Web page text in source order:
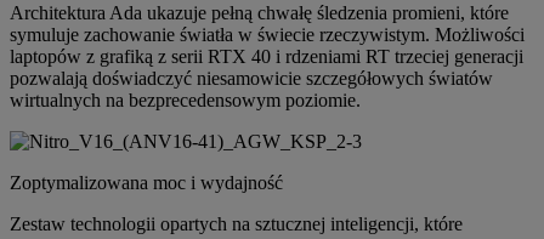
Architektura Ada ukazuje pełną chwałę śledzenia promieni, które
symuluje zachowanie światła w świecie rzeczywistym. Możliwości
laptopów z grafiką z serii RTX 40 i rdzeniami RT trzeciej generacji
pozwalają doświadczyć niesamowicie szczegółowych światów
wirtualnych na bezprecedensowym poziomie.
Zoptymalizowana moc i wydajność
Zestaw technologii opartych na sztucznej inteligencji, które